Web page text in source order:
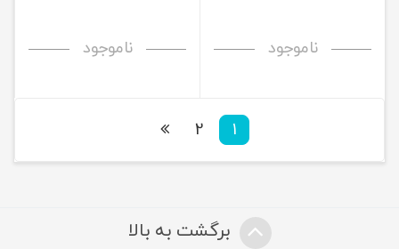
ناموجود ناموجود
1
2
برگشت به بالا